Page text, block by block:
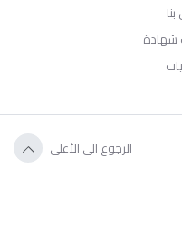
الرجوع الى الأعلى